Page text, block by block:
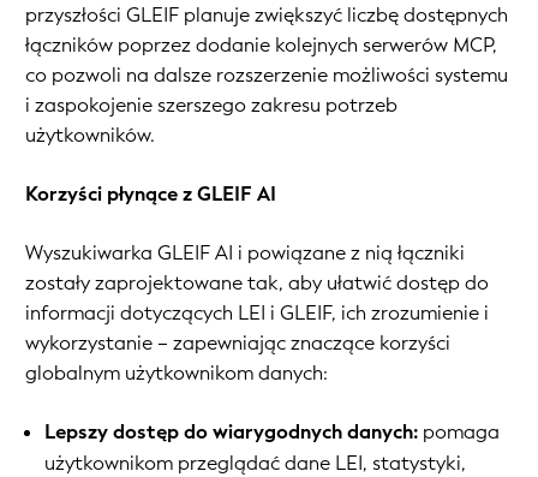
przyszłości GLEIF planuje zwiększyć liczbę dostępnych
łączników poprzez dodanie kolejnych serwerów MCP,
co pozwoli na dalsze rozszerzenie możliwości systemu
i zaspokojenie szerszego zakresu potrzeb
użytkowników.
Korzyści płynące z GLEIF AI
Wyszukiwarka GLEIF AI i powiązane z nią łączniki
zostały zaprojektowane tak, aby ułatwić dostęp do
informacji dotyczących LEI i GLEIF, ich zrozumienie i
wykorzystanie – zapewniając znaczące korzyści
globalnym użytkownikom danych:
Lepszy dostęp do wiarygodnych danych: pomaga
użytkownikom przeglądać dane LEI, statystyki,